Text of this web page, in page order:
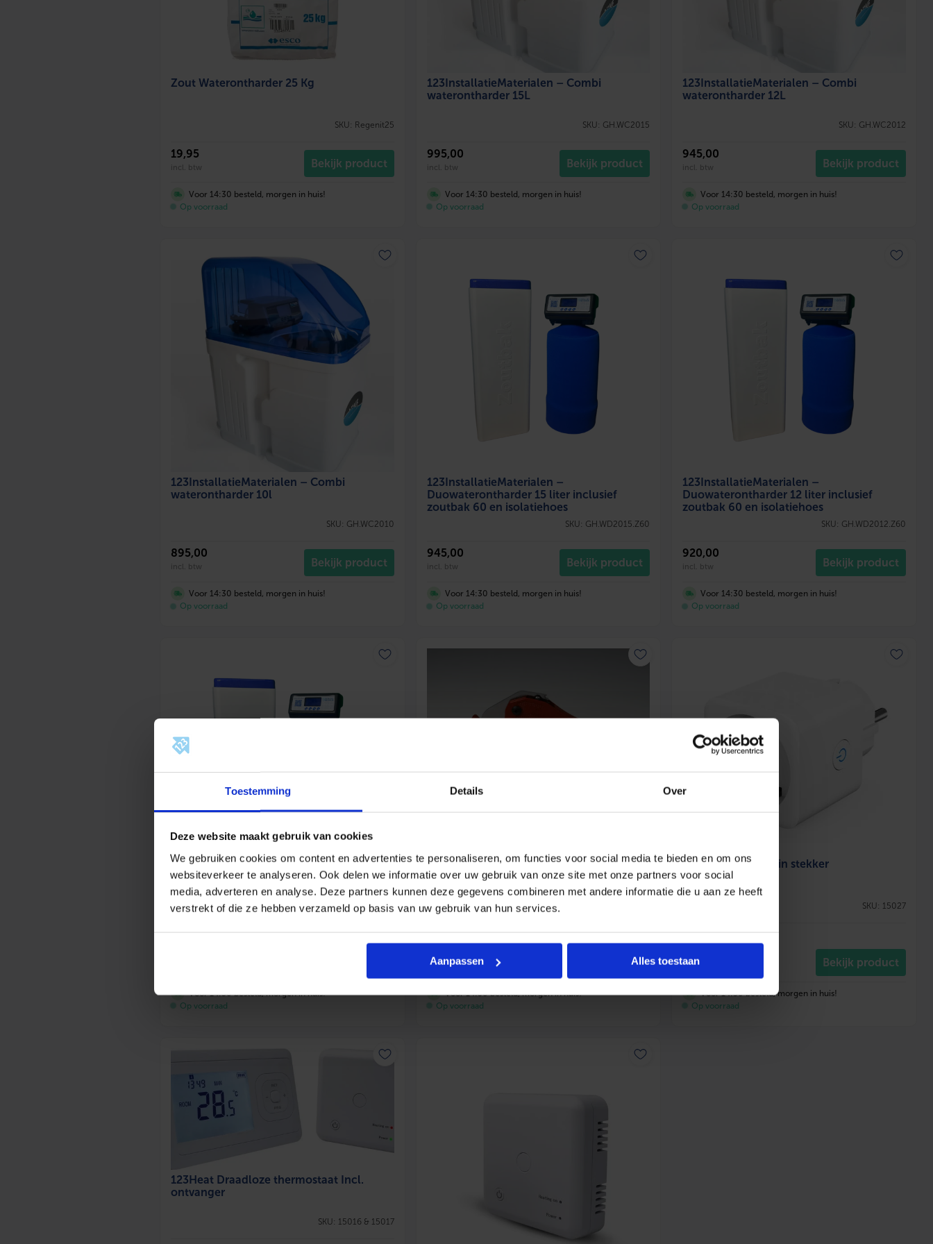
Toestemming Details Over
Deze website maakt gebruik van cookies
We gebruiken cookies om content en advertenties te personaliseren, om functies voor social media te bieden en om ons
websiteverkeer te analyseren. Ook delen we informatie over uw gebruik van onze site met onze partners voor social
media, adverteren en analyse. Deze partners kunnen deze gegevens combineren met andere informatie die u aan ze heeft
verstrekt of die ze hebben verzameld op basis van uw gebruik van hun services.
Aanpassen Alles toestaan
Zout Waterontharder 25 Kg
SKU: Regenit25
19,95
incl. btw Bekijk product
Voor 14:30 besteld, morgen in huis!
Op voorraad
123InstallatieMaterialen – Combi
waterontharder 15L
SKU: GH.WC2015
995,00
incl. btw Bekijk product
Voor 14:30 besteld, morgen in huis!
Op voorraad
123InstallatieMaterialen – Combi
waterontharder 12L
SKU: GH.WC2012
945,00
incl. btw Bekijk product
Voor 14:30 besteld, morgen in huis!
Op voorraad
123InstallatieMaterialen – Combi
waterontharder 10l
SKU: GH.WC2010
895,00
incl. btw Bekijk product
Voor 14:30 besteld, morgen in huis!
Op voorraad
123InstallatieMaterialen –
Duowaterontharder 15 liter inclusief
zoutbak 60 en isolatiehoes
SKU: GH.WD2015.Z60
945,00
incl. btw Bekijk product
Voor 14:30 besteld, morgen in huis!
Op voorraad
123InstallatieMaterialen –
Duowaterontharder 12 liter inclusief
zoutbak 60 en isolatiehoes
SKU: GH.WD2012.Z60
920,00
incl. btw Bekijk product
Voor 14:30 besteld, morgen in huis!
Op voorraad
123InstallatieMaterialen –
Duowaterontharder 10 liter inclusief
zoutbak 60 en isolatiehoes
Voor 14:30 besteld, morgen in huis!
Op voorraad
SKU: 92027
incl. btw Bekijk product
Voor 14:30 besteld, morgen in huis!
Op voorraad
123Heat Wifi Plug in stekker
SKU: 15027
incl. btw Bekijk product
Voor 14:30 besteld, morgen in huis!
Op voorraad
123Heat Draadloze thermostaat Incl.
ontvanger
SKU: 15016 & 15017